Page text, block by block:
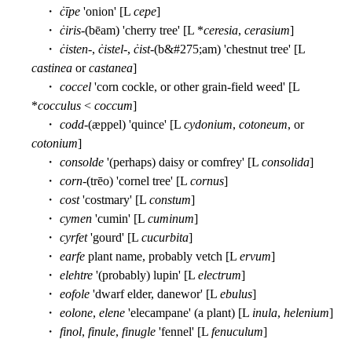
・ ċīpe 'onion' [L cepe]
・ ċiris-(bēam) 'cherry tree' [L *ceresia, cerasium]
・ ċisten-, ċistel-, ċist-(b&#275;am) 'chestnut tree' [L
castinea orcastanea]
・ coccel 'corn cockle, or other grain-field weed' [L
*cocculus < coccum]
・ codd-(æppel) 'quince' [L cydonium, cotoneum, or
cotonium]
・ consolde '(perhaps) daisy or comfrey' [L consolida]
・ corn-(trēo) 'cornel tree' [L cornus]
・ cost'costmary' [L constum]
・ cymen 'cumin' [L cuminum]
・ cyrfet'gourd' [L cucurbita]
・ earfe plant name, probably vetch [L ervum]
・ elehtre '(probably) lupin' [L electrum]
・ eofole 'dwarf elder, danewor' [L ebulus]
・ eolone, elene 'elecampane' (a plant) [L inula, helenium]
・ finol, finule, finugle 'fennel' [L fenuculum]